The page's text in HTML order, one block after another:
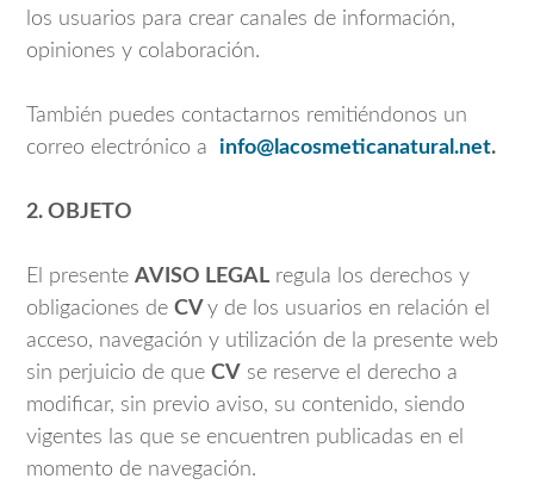
los usuarios para crear canales de información,
opiniones y colaboración.
También puedes contactarnos remitiéndonos un
correo electrónico a info@lacosmeticanatural.net.
2. OBJETO
El presente AVISO LEGAL regula los derechos y
obligaciones de CV y de los usuarios en relación el
acceso, navegación y utilización de la presente web
sin perjuicio de que CV se reserve el derecho a
modificar, sin previo aviso, su contenido, siendo
vigentes las que se encuentren publicadas en el
momento de navegación.